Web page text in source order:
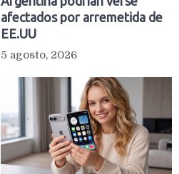
afectados por arremetida de
EE.UU
5 agosto, 2026